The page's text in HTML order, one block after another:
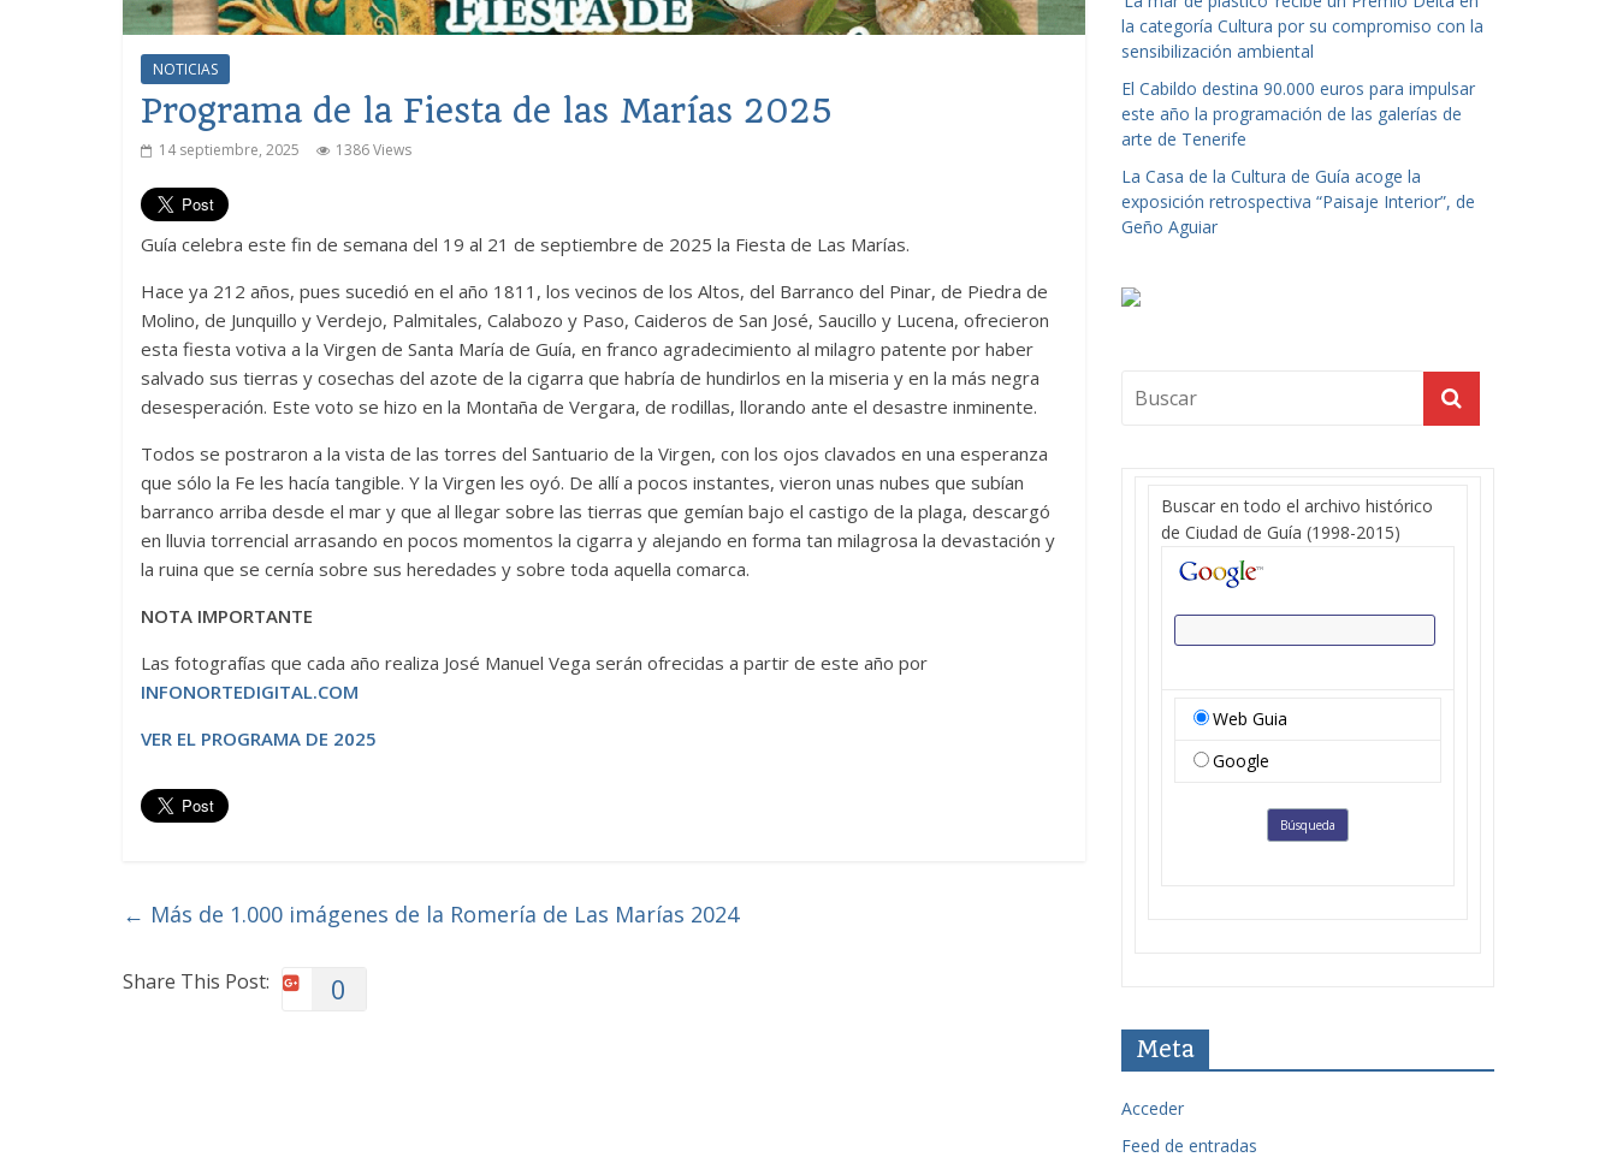
NOTICIAS
Programa de la Fiesta de las Marías 2025
14 septiembre, 2025 1386 Views
Guía celebra este fin de semana del 19 al 21 de septiembre de 2025 la Fiesta de Las Marías.
Hace ya 212 años, pues sucedió en el año 1811, los vecinos de los Altos, del Barranco del Pinar, de Piedra de
Molino, de Junquillo y Verdejo, Palmitales, Calabozo y Paso, Caideros de San José, Saucillo y Lucena, ofrecieron
esta fiesta votiva a la Virgen de Santa María de Guía, en franco agradecimiento al milagro patente por haber
salvado sus tierras y cosechas del azote de la cigarra que habría de hundirlos en la miseria y en la más negra
desesperación. Este voto se hizo en la Montaña de Vergara, de rodillas, llorando ante el desastre inminente.
Todos se postraron a la vista de las torres del Santuario de la Virgen, con los ojos clavados en una esperanza
que sólo la Fe les hacía tangible. Y la Virgen les oyó. De allí a pocos instantes, vieron unas nubes que subían
barranco arriba desde el mar y que al llegar sobre las tierras que gemían bajo el castigo de la plaga, descargó
en lluvia torrencial arrasando en pocos momentos la cigarra y alejando en forma tan milagrosa la devastación y
la ruina que se cernía sobre sus heredades y sobre toda aquella comarca.
NOTA IMPORTANTE
Las fotografías que cada año realiza José Manuel Vega serán ofrecidas a partir de este año por
INFONORTEDIGITAL.COM
VER EL PROGRAMA DE 2025
← Más de 1.000 imágenes de la Romería de Las Marías 2024
Share This Post: 0
la categoría Cultura por su compromiso con la
sensibilización ambiental
El Cabildo destina 90.000 euros para impulsar
este año la programación de las galerías de
arte de Tenerife
La Casa de la Cultura de Guía acoge la
exposición retrospectiva “Paisaje Interior”, de
Geño Aguiar
Buscar en todo el archivo histórico
de Ciudad de Guía (1998-2015)
Web Guia
Google
Meta
Acceder
Feed de entradas